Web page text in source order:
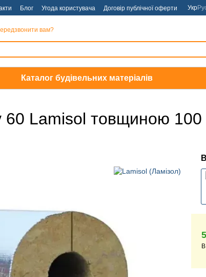
Блог Угода користувача Договір публічної оферти Укр
вам?
Каталог будівельних матеріалів
60 Lamisol товщиною